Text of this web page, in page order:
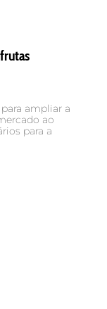
ampliar a
ao
para a